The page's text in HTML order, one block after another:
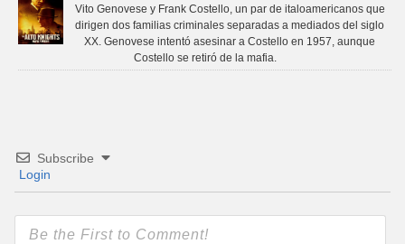
Vito Genovese y Frank Costello, un par de italoamericanos que
dirigen dos familias criminales separadas a mediados del siglo
XX. Genovese intentó asesinar a Costello en 1957, aunque
Costello se retiró de la mafia.
Subscribe
Login